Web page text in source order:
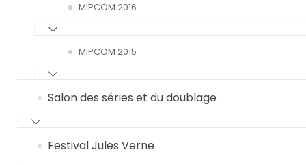
MIPCOM 2016
MIPCOM 2015
Salon des séries et du doublage
Festival Jules Verne